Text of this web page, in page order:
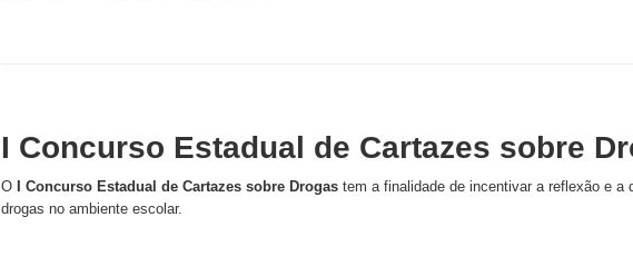
I Concurso Estadual de Cartazes sobre
O I Concurso Estadual de Cartazes sobre Drogas tem a finalidade de incentivar a reflexão e a
drogas no ambiente escolar.